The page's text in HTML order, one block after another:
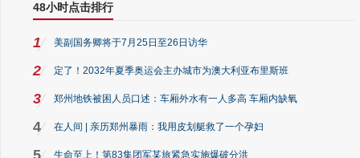
48小时点击排行
1 美副国务卿将于7月25日至26日访华
2 定了！2032年夏季奥运会主办城市为澳大利亚布里斯班
3 郑州地铁被困人员口述：车厢外水有一人多高 车厢内缺氧
4 在人间 | 亲历郑州暴雨：我用皮划艇救了一个孕妇
5 生命至上！第83集团军某旅紧急实施爆破分洪